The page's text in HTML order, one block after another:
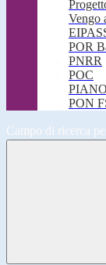
Vengo
POR
PNRR
POC
PON
Campo di ricerca